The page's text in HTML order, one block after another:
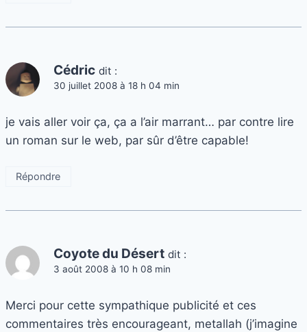
Cédric dit :
30 juillet 2008 à 18 h 04 min
je vais aller voir ça, ça a l’air marrant… par contre lire
un roman sur le web, par sûr d’être capable!
Répondre
Coyote du Désert dit :
3 août 2008 à 10 h 08 min
Merci pour cette sympathique publicité et ces
commentaires très encourageant, metallah (j’imagine